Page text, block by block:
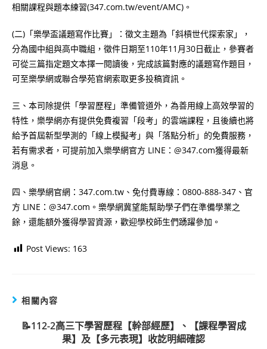
相關課程與題本練習(347.com.tw/event/AMC)。
(二)「樂學盃議題寫作比賽」：徵文主題為「斜槓世代探索家」，
分為國中組與高中職組，徵件日期至110年11月30日截止，參賽者
可從三篇指定題文本擇一閱讀後，完成該篇對應的議題寫作題目，
可至樂學網或聯合學苑官網索取更多投稿資訊。
三、本司除提供「學習歷程」準備管道外，為善用線上高效學習的
特性，樂學網亦有提供免費複習「段考」的雲端課程，且後續也將
給予首屆新型學測的「線上模擬考」與「落點分析」的免費服務，
若有需求者，可提前加入樂學網官方 LINE：@347.com獲得最新
消息。
四、樂學網官網：347.com.tw、免付費專線：0800-888-347、官
方 LINE：@347.com。樂學網冀望能幫助學子們在準備學業之
餘，還能額外獲得學習資源，歡迎學校師生們踴躍參加。
Post Views: 163
相關內容
📝112-2高三下學習歷程【幹部經歷】、【課程學習成
果】及【多元表現】收訖明細確認